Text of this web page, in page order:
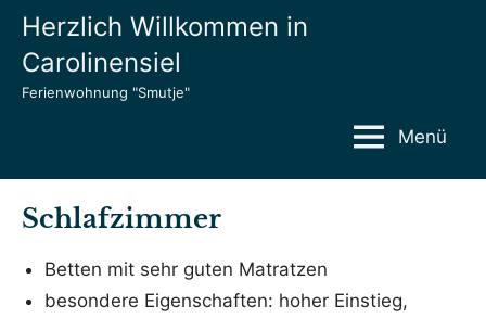
Zum
springen
Herzlich Willkommen in
Carolinensiel
Ferienwohnung "Smutje"
Menü
Schlafzimmer
17.
admin
Räumlichkeiten
Betten mit sehr guten Matratzen
besondere Eigenschaften: hoher Einstieg,